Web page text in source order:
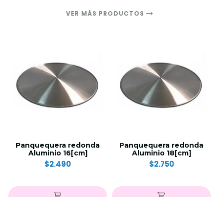
VER MÁS PRODUCTOS
Panquequera redonda
Aluminio 16[cm]
$2.490
Panquequera redonda
Aluminio 18[cm]
$2.750